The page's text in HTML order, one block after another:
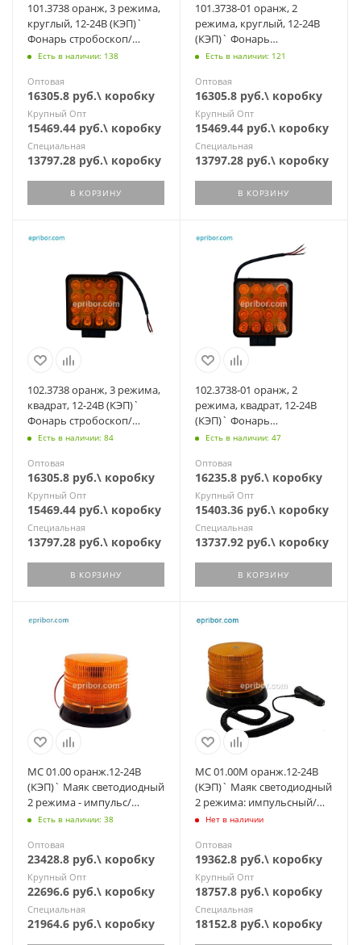
101.3738 оранж, 3 режима,
круглый, 12-24В (КЭП)`
Фонарь стробоскоп/
постоянно, 2 провода, 14
Есть в наличии: 138
Оптовая
16305.8 руб.\ коробку
Крупный Опт
15469.44 руб.\ коробку
Специальная
13797.28 руб.\ коробку
В КОРЗИНУ
101.3738-01 оранж, 2
режима, круглый, 12-24В
(КЭП)` Фонарь
стробоскоп/постоянно, 3
Есть в наличии: 121
Оптовая
16305.8 руб.\ коробку
Крупный Опт
15469.44 руб.\ коробку
Специальная
13797.28 руб.\ коробку
В КОРЗИНУ
102.3738 оранж, 3 режима,
квадрат, 12-24В (КЭП)`
Фонарь стробоскоп/
постоянно, 2 провода, 16
Есть в наличии: 84
Оптовая
16305.8 руб.\ коробку
Крупный Опт
15469.44 руб.\ коробку
Специальная
13797.28 руб.\ коробку
В КОРЗИНУ
102.3738-01 оранж, 2
режима, квадрат, 12-24В
(КЭП)` Фонарь
стробоскоп/постоянно, 3
Есть в наличии: 47
Оптовая
16235.8 руб.\ коробку
Крупный Опт
15403.36 руб.\ коробку
Специальная
13737.92 руб.\ коробку
В КОРЗИНУ
МС 01.00 оранж.12-24В
(КЭП)` Маяк светодиодный
2 режима - импульс/
проблеск, стационарный
Есть в наличии: 38
Оптовая
23428.8 руб.\ коробку
Крупный Опт
22696.6 руб.\ коробку
Специальная
21964.6 руб.\ коробку
МС 01.00М оранж.12-24В
(КЭП)` Маяк светодиодный
2 режима: импульсный/
проблес (ан.KR-1871, МИМ
Нет в наличии
Оптовая
19362.8 руб.\ коробку
Крупный Опт
18757.8 руб.\ коробку
Специальная
18152.8 руб.\ коробку